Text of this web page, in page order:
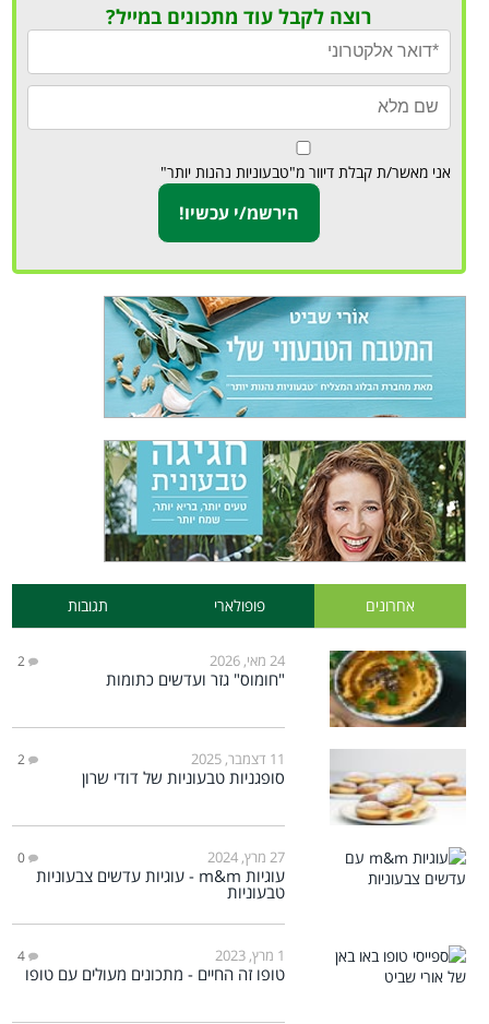
רוצה לקבל עוד מתכונים במייל?
אני מאשר/ת קבלת דיוור מ"טבעוניות נהנות יותר"
אחרונים פופולארי תגובות
24 מאי, 2026 2
"חומוס" גזר ועדשים כתומות
11 דצמבר, 2025 2
סופגניות טבעוניות של דודי שרון
27 מרץ, 2024 0
עוגיות m&m - עוגיות עדשים צבעוניות
טבעוניות
1 מרץ, 2023 4
טופו זה החיים - מתכונים מעולים עם טופו